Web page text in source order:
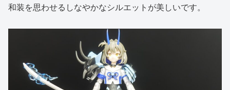
和装を思わせるしなやかなシルエットが美しいです。